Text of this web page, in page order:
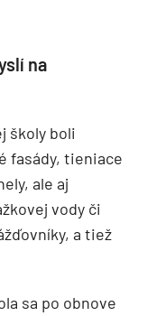
na
školy boli
fasády, tieniace
ale aj
vody či
a tiež
sa po obnove